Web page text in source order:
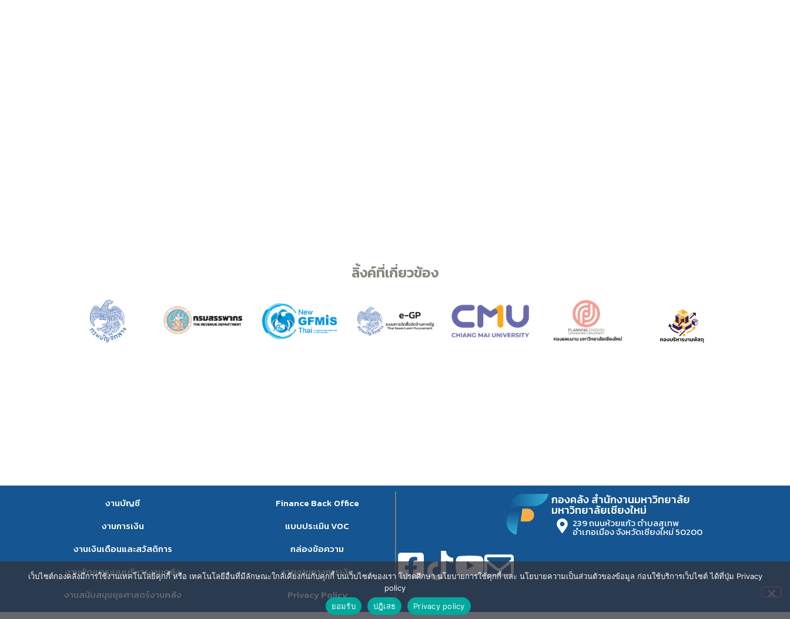
ลิ้งค์ที่เกี่ยวข้อง
งานบัญชี
งานการเงิน
งานเงินเดือนและสวัสดิการ
งานพัฒนาระบบบริหารงานคลัง
งานสนับสนุนยุธศาสตร์งานคลัง
Finance Back Office
แบบประเมิน VOC
กล่องข้อความ
รายงานทางการเงิน
Privacy Policy
กองคลัง สำนักงานมหาวิทยาลัย
มหาวิทยาลัยเชียงใหม่
239 ถนนห้วยแก้ว ตำบลสุเทพ
อำเภอเมือง จังหวัดเชียงใหม่ 50200
เว็บไซต์กองคลังมีการใช้งานเทคโนโลยีคุกกี้ หรือ เทคโนโลยีอื่นที่มีลักษณะใกล้เคียงกันกับคุกกี้ บนเว็บไซต์ของเรา โปรดศึกษา นโยบายการใช้คุกกี้ และ นโยบายความเป็นส่วนตัวของข้อมูล ก่อนใช้บริการเว็บไซต์ ได้ที่ปุ่ม Privacy
policy
ยอมรับ
ปฎิเสธ Privacy policy